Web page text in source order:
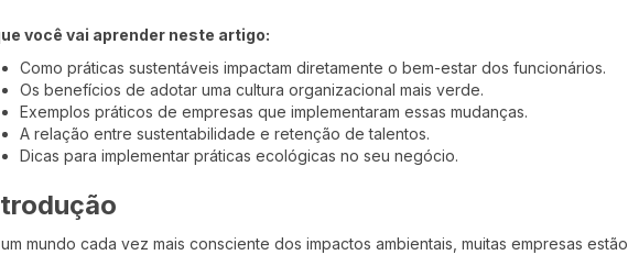
você vai aprender neste artigo:
Como práticas sustentáveis impactam diretamente o bem-estar dos funcionários.
Os benefícios de adotar uma cultura organizacional mais verde.
Exemplos práticos de empresas que implementaram essas mudanças.
A relação entre sustentabilidade e retenção de talentos.
Dicas para implementar práticas ecológicas no seu negócio.
um mundo cada vez mais consciente dos impactos ambientais, muitas empresas estão